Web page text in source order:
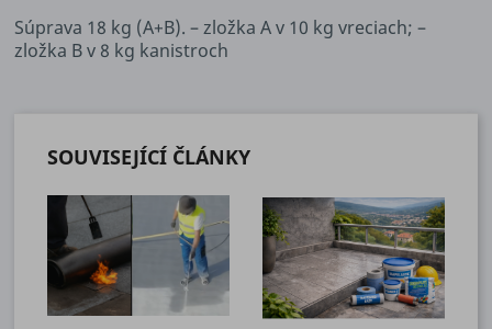
Súprava 18 kg (A+B). – zložka A v 10 kg vreciach; –
zložka B v 8 kg kanistroch
SOUVISEJÍCÍ ČLÁNKY